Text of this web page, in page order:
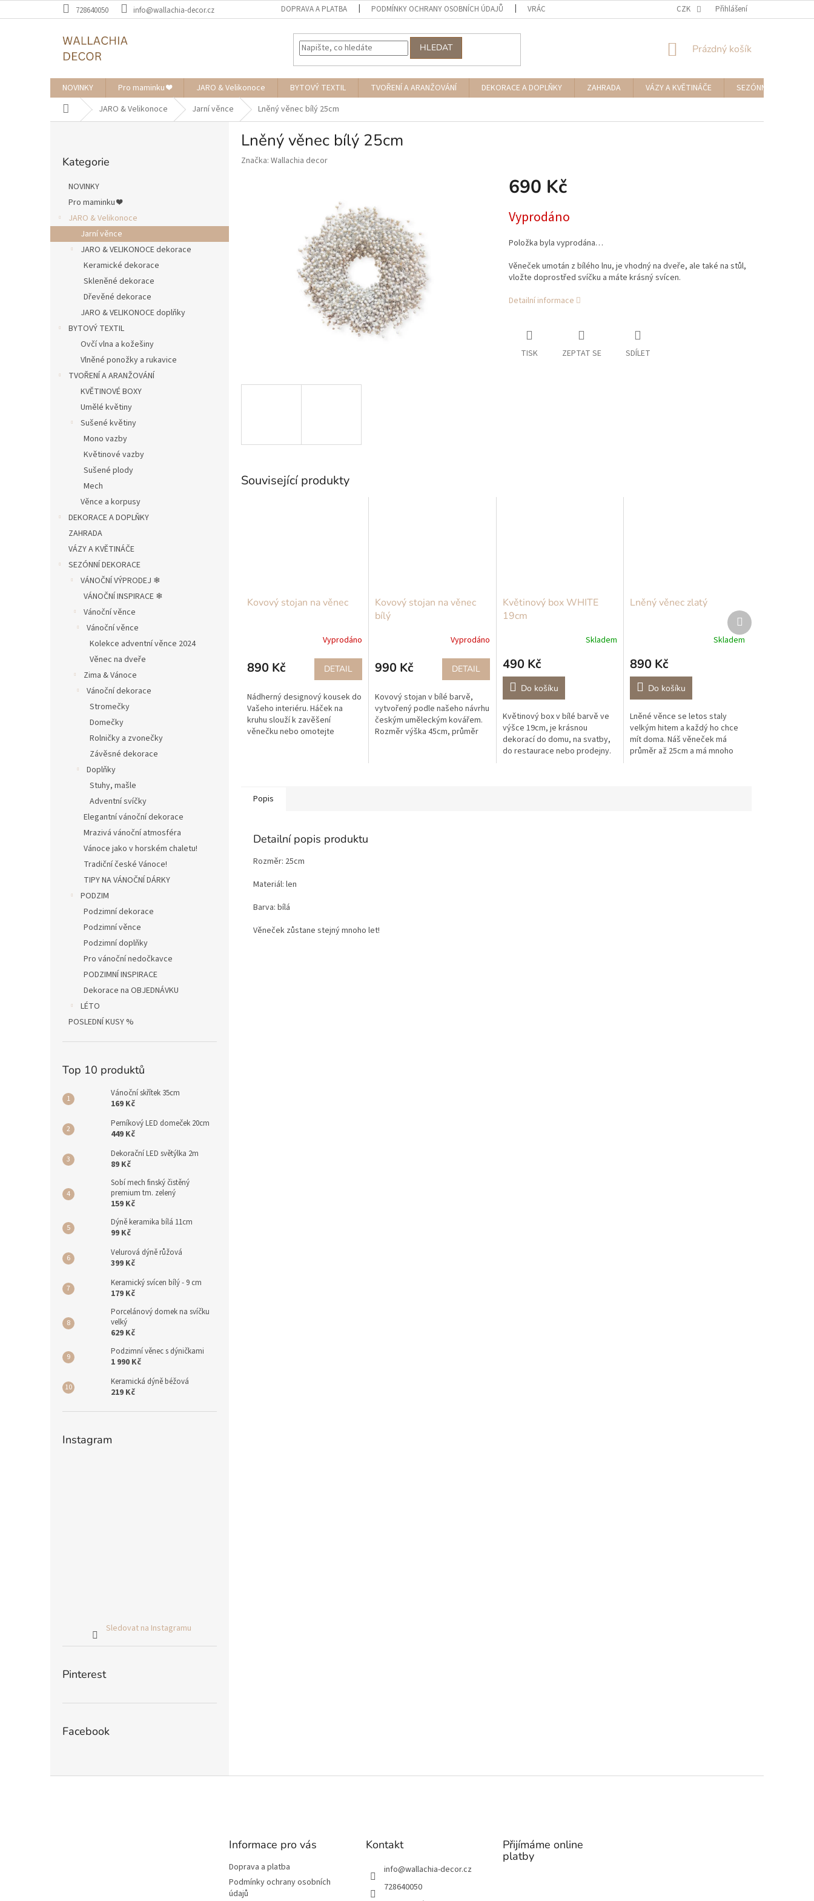
na
728640050 info@wallachia-decor.cz DOPRAVA A PLATBA PODMÍNKY OCHRANY OSOBNÍCH ÚDAJŮ VRÁCENÍ ZBOŽÍ A REKLAMACE NAPIŠTE NÁM
CZK Přihlášení
HLEDAT
NÁKUPNÍ
Prázdný košík
NOVINKY Pro maminku ❤️ JARO & Velikonoce BYTOVÝ TEXTIL TVOŘENÍ A ARANŽOVÁNÍ DEKORACE A DOPLŇKY ZAHRADA VÁZY A KVĚTINÁČE
SEZÓNNÍ DEKORACE
Domů JARO & Velikonoce Jarní věnce Lněný věnec bílý 25cm
kategorie
Kategorie
NOVINKY
Pro maminku ❤️
JARO & Velikonoce
Jarní věnce
JARO & VELIKONOCE dekorace
Keramické dekorace
Skleněné dekorace
Dřevěné dekorace
JARO & VELIKONOCE doplňky
BYTOVÝ TEXTIL
Ovčí vlna a kožešiny
Vlněné ponožky a rukavice
TVOŘENÍ A ARANŽOVÁNÍ
KVĚTINOVÉ BOXY
Umělé květiny
Sušené květiny
Mono vazby
Květinové vazby
Sušené plody
Mech
Věnce a korpusy
DEKORACE A DOPLŇKY
ZAHRADA
VÁZY A KVĚTINÁČE
SEZÓNNÍ DEKORACE
VÁNOČNÍ VÝPRODEJ ❄︎︎
VÁNOČNÍ INSPIRACE ❄︎︎
Vánoční věnce
Vánoční věnce
Kolekce adventní věnce 2024
Věnec na dveře
Zima & Vánoce
Vánoční dekorace
Stromečky
Domečky
Rolničky a zvonečky
Závěsné dekorace
Doplňky
Stuhy, mašle
Adventní svíčky
Elegantní vánoční dekorace
Mrazivá vánoční atmosféra
Vánoce jako v horském chaletu!
Tradiční české Vánoce!
TIPY NA VÁNOČNÍ DÁRKY
PODZIM
Podzimní dekorace
Podzimní věnce
Podzimní doplňky
Pro vánoční nedočkavce
PODZIMNÍ INSPIRACE
Dekorace na OBJEDNÁVKU
LÉTO
POSLEDNÍ KUSY %
Top 10 produktů
Vánoční skřítek 35cm
169 Kč
Perníkový LED domeček 20cm
449 Kč
Dekorační LED světýlka 2m
89 Kč
Sobí mech finský čistěný
premium tm. zelený
159 Kč
Dýně keramika bílá 11cm
99 Kč
Velurová dýně růžová
399 Kč
Keramický svícen bílý - 9 cm
179 Kč
Porcelánový domek na svíčku
velký
629 Kč
Podzimní věnec s dýničkami
1 990 Kč
Keramická dýně béžová
219 Kč
Instagram
Sledovat na Instagramu
Pinterest
Facebook
Lněný věnec bílý 25cm
Značka: Wallachia decor
690 Kč
cena:
Vyprodáno
Položka byla vyprodána…
Věneček umotán z bílého lnu, je vhodný na dveře, ale také na stůl,
vložte doprostřed svíčku a máte krásný svícen.
Detailní informace
TISK ZEPTAT SE SDÍLET
Související produkty
Kovový stojan na věnec
Vyprodáno
890 Kč DETAIL
Nádherný designový kousek do
Vašeho interiéru. Háček na
kruhu slouží k zavěšení
věnečku nebo omotejte
Kovový stojan na věnec
bílý
Vyprodáno
990 Kč DETAIL
Kovový stojan v bílé barvě,
vytvořený podle našeho návrhu
českým uměleckým kovářem.
Rozměr výška 45cm, průměr
Květinový box WHITE
19cm
Skladem
490 Kč
Do košíku
Květinový box v bílé barvě ve
výšce 19cm, je krásnou
dekorací do domu, na svatby,
do restaurace nebo prodejny.
Lněný věnec zlatý
Skladem
890 Kč
Do košíku
Lněné věnce se letos staly
velkým hitem a každý ho chce
mít doma. Náš věneček má
průměr až 25cm a má mnoho
Další
produkt
Popis
Detailní popis produktu
Rozměr: 25cm
Materiál: len
Barva: bílá
Věneček zůstane stejný mnoho let!
Informace pro vás
Doprava a platba
Podmínky ochrany osobních
údajů
Kontakt
info@wallachia-decor.cz
728640050
Přijímáme online
platby